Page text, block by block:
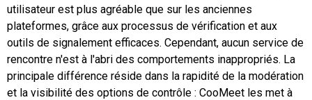
utilisateur est plus agréable que sur les anciennes
plateformes, grâce aux processus de vérification et aux
outils de signalement efficaces. Cependant, aucun service de
rencontre n'est à l'abri des comportements inappropriés. La
principale différence réside dans la rapidité de la modération
et la visibilité des options de contrôle : CooMeet les met à